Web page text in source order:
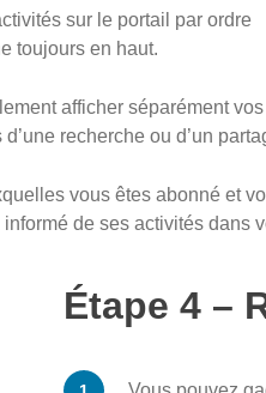
sur le portail par ordre
toujours en haut.
afficher séparément
recherche ou d’un
vous êtes abonné et
de ses activités dans
Étape 4 –